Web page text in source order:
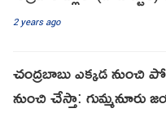
2 years ago
చంద్ర‌బాబు ఎక్క‌డ
నుంచి చేస్తా: గుమ్మ‌నూరు